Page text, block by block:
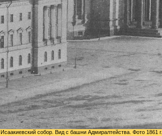
Исаакиевский собор. Вид с башни Адмиралтейства. Фото 1861 г.